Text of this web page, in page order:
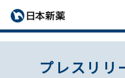
プレスリリ